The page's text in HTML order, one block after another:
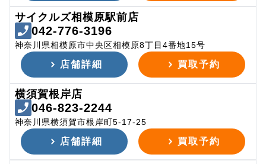
サイクルズ相模原駅前店
042-776-3196
神奈川県相模原市中央区相模原8丁目4番地15号
店舗詳細 買取予約
横須賀根岸店
046-823-2244
神奈川県横須賀市根岸町5-17-25
店舗詳細 買取予約